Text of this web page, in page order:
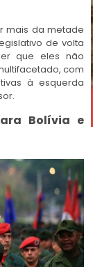
mais da metade
de volta
que eles não
com
à esquerda
Bolívia e